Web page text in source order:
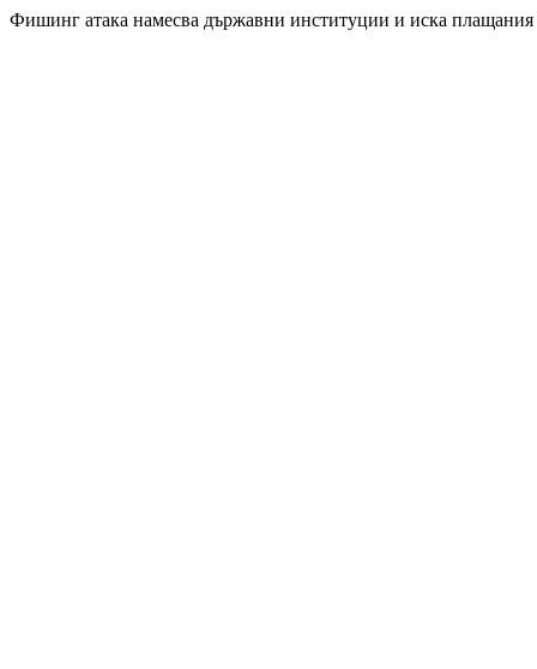
Фишинг атака намесва държавни институции и иска